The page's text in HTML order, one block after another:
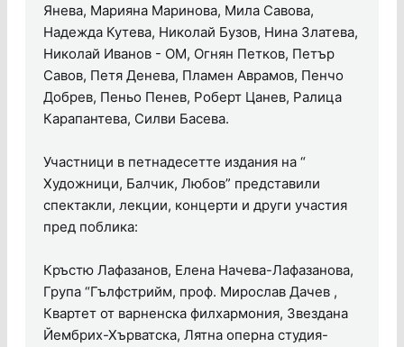
Янева, Марияна Маринова, Мила Савова,
Надежда Кутева, Николай Бузов, Нина Златева,
Николай Иванов - ОМ, Огнян Петков, Петър
Савов, Петя Денева, Пламен Аврамов, Пенчо
Добрев, Пеньо Пенев, Роберт Цанев, Ралица
Карапантева, Силви Басева.
Участници в петнадесетте издания на “
Художници, Балчик, Любов” представили
спектакли, лекции, концерти и други участия
пред поблика:
Кръстю Лафазанов, Елена Начева-Лафазанова,
Група “Гълфстрийм, проф. Мирослав Дачев ,
Квартет от варненска филхармония, Звездана
Йембрих-Хърватска, Лятна оперна студия-